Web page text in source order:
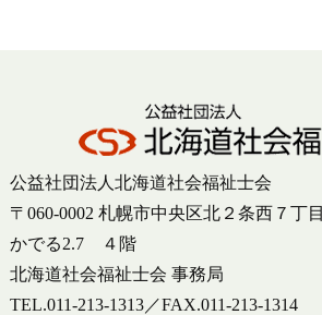
公益社団法人北海道社会福祉士会
〒060-0002 札幌市中央区北２条西７丁目
かでる2.7 ４階
北海道社会福祉士会 事務局
TEL.011-213-1313／FAX.011-213-1314